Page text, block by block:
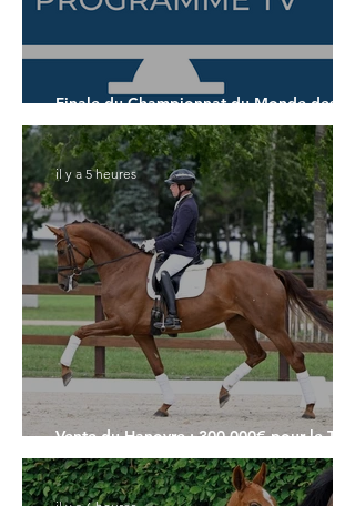
Finale du Championnat du Monde des 7
ans
Vente du Hanovre : 300.000€ pour le Top
Price
il y a 5 heures